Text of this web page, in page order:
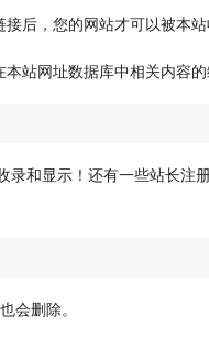
后，您的网站才可以被本站
站网址数据库中相关内容的
和显示！还有一些站长
会删除。